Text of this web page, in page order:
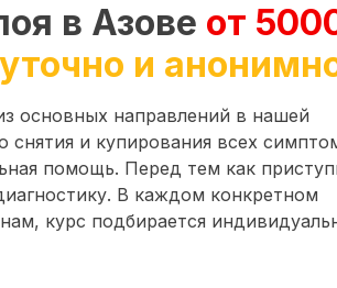
в Азове от
и
основных направлений в нашей
снятия и купирования всех
помощь. Перед тем как
В каждом конкретном
курс подбирается